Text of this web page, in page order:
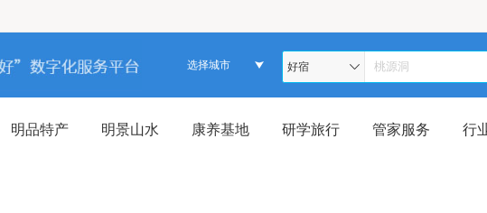
选择城市 好宿
明品特产 明景山水 康养基地 研学旅行 管家服务 行